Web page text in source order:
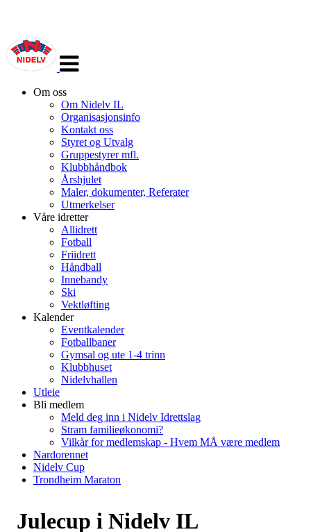
navigasjon
Om oss
Om Nidelv IL
Organisasjonsinfo
Kontakt oss
Styret og Utvalg
Gruppestyrer mfl.
Klubbhåndbok
Årshjulet
Maler, dokumenter, Referater
Utmerkelser
Våre idretter
Allidrett
Fotball
Friidrett
Håndball
Innebandy
Ski
Vektløfting
Kalender
Eventkalender
Fotballbaner
Gymsal og ute 1-4 trinn
Klubbhuset
Nidelvhallen
Utleie
Bli medlem
Meld deg inn i Nidelv Idrettslag
Stram familieøkonomi?
Vilkår for medlemskap - Hvem MÅ være medlem
Nardorennet
Nidelv Cup
Trondheim Maraton
Julecup i Nidelv IL